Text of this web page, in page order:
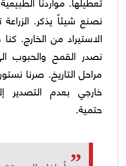
نصنع شيئاً يذكر.
الاستيراد من الخارج.
نصدر القمح والحبوب
مراحل التاريخ. صرنا
خارجي بعدم التصدير
حتمية.